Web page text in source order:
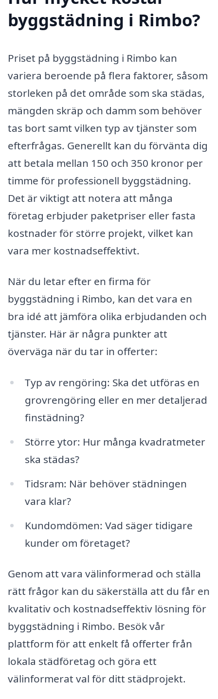
byggstädning i Rimbo?
Priset på byggstädning i Rimbo kan
variera beroende på flera faktorer, såsom
storleken på det område som ska städas,
mängden skräp och damm som behöver
tas bort samt vilken typ av tjänster som
efterfrågas. Generellt kan du förvänta dig
att betala mellan 150 och 350 kronor per
timme för professionell byggstädning.
Det är viktigt att notera att många
företag erbjuder paketpriser eller fasta
kostnader för större projekt, vilket kan
vara mer kostnadseffektivt.
När du letar efter en firma för
byggstädning i Rimbo, kan det vara en
bra idé att jämföra olika erbjudanden och
tjänster. Här är några punkter att
överväga när du tar in offerter:
Typ av rengöring: Ska det utföras en
grovrengöring eller en mer detaljerad
finstädning?
Större ytor: Hur många kvadratmeter
ska städas?
Tidsram: När behöver städningen
vara klar?
Kundomdömen: Vad säger tidigare
kunder om företaget?
Genom att vara välinformerad och ställa
rätt frågor kan du säkerställa att du får en
kvalitativ och kostnadseffektiv lösning för
byggstädning i Rimbo. Besök vår
plattform för att enkelt få offerter från
lokala städföretag och göra ett
välinformerat val för ditt städprojekt.